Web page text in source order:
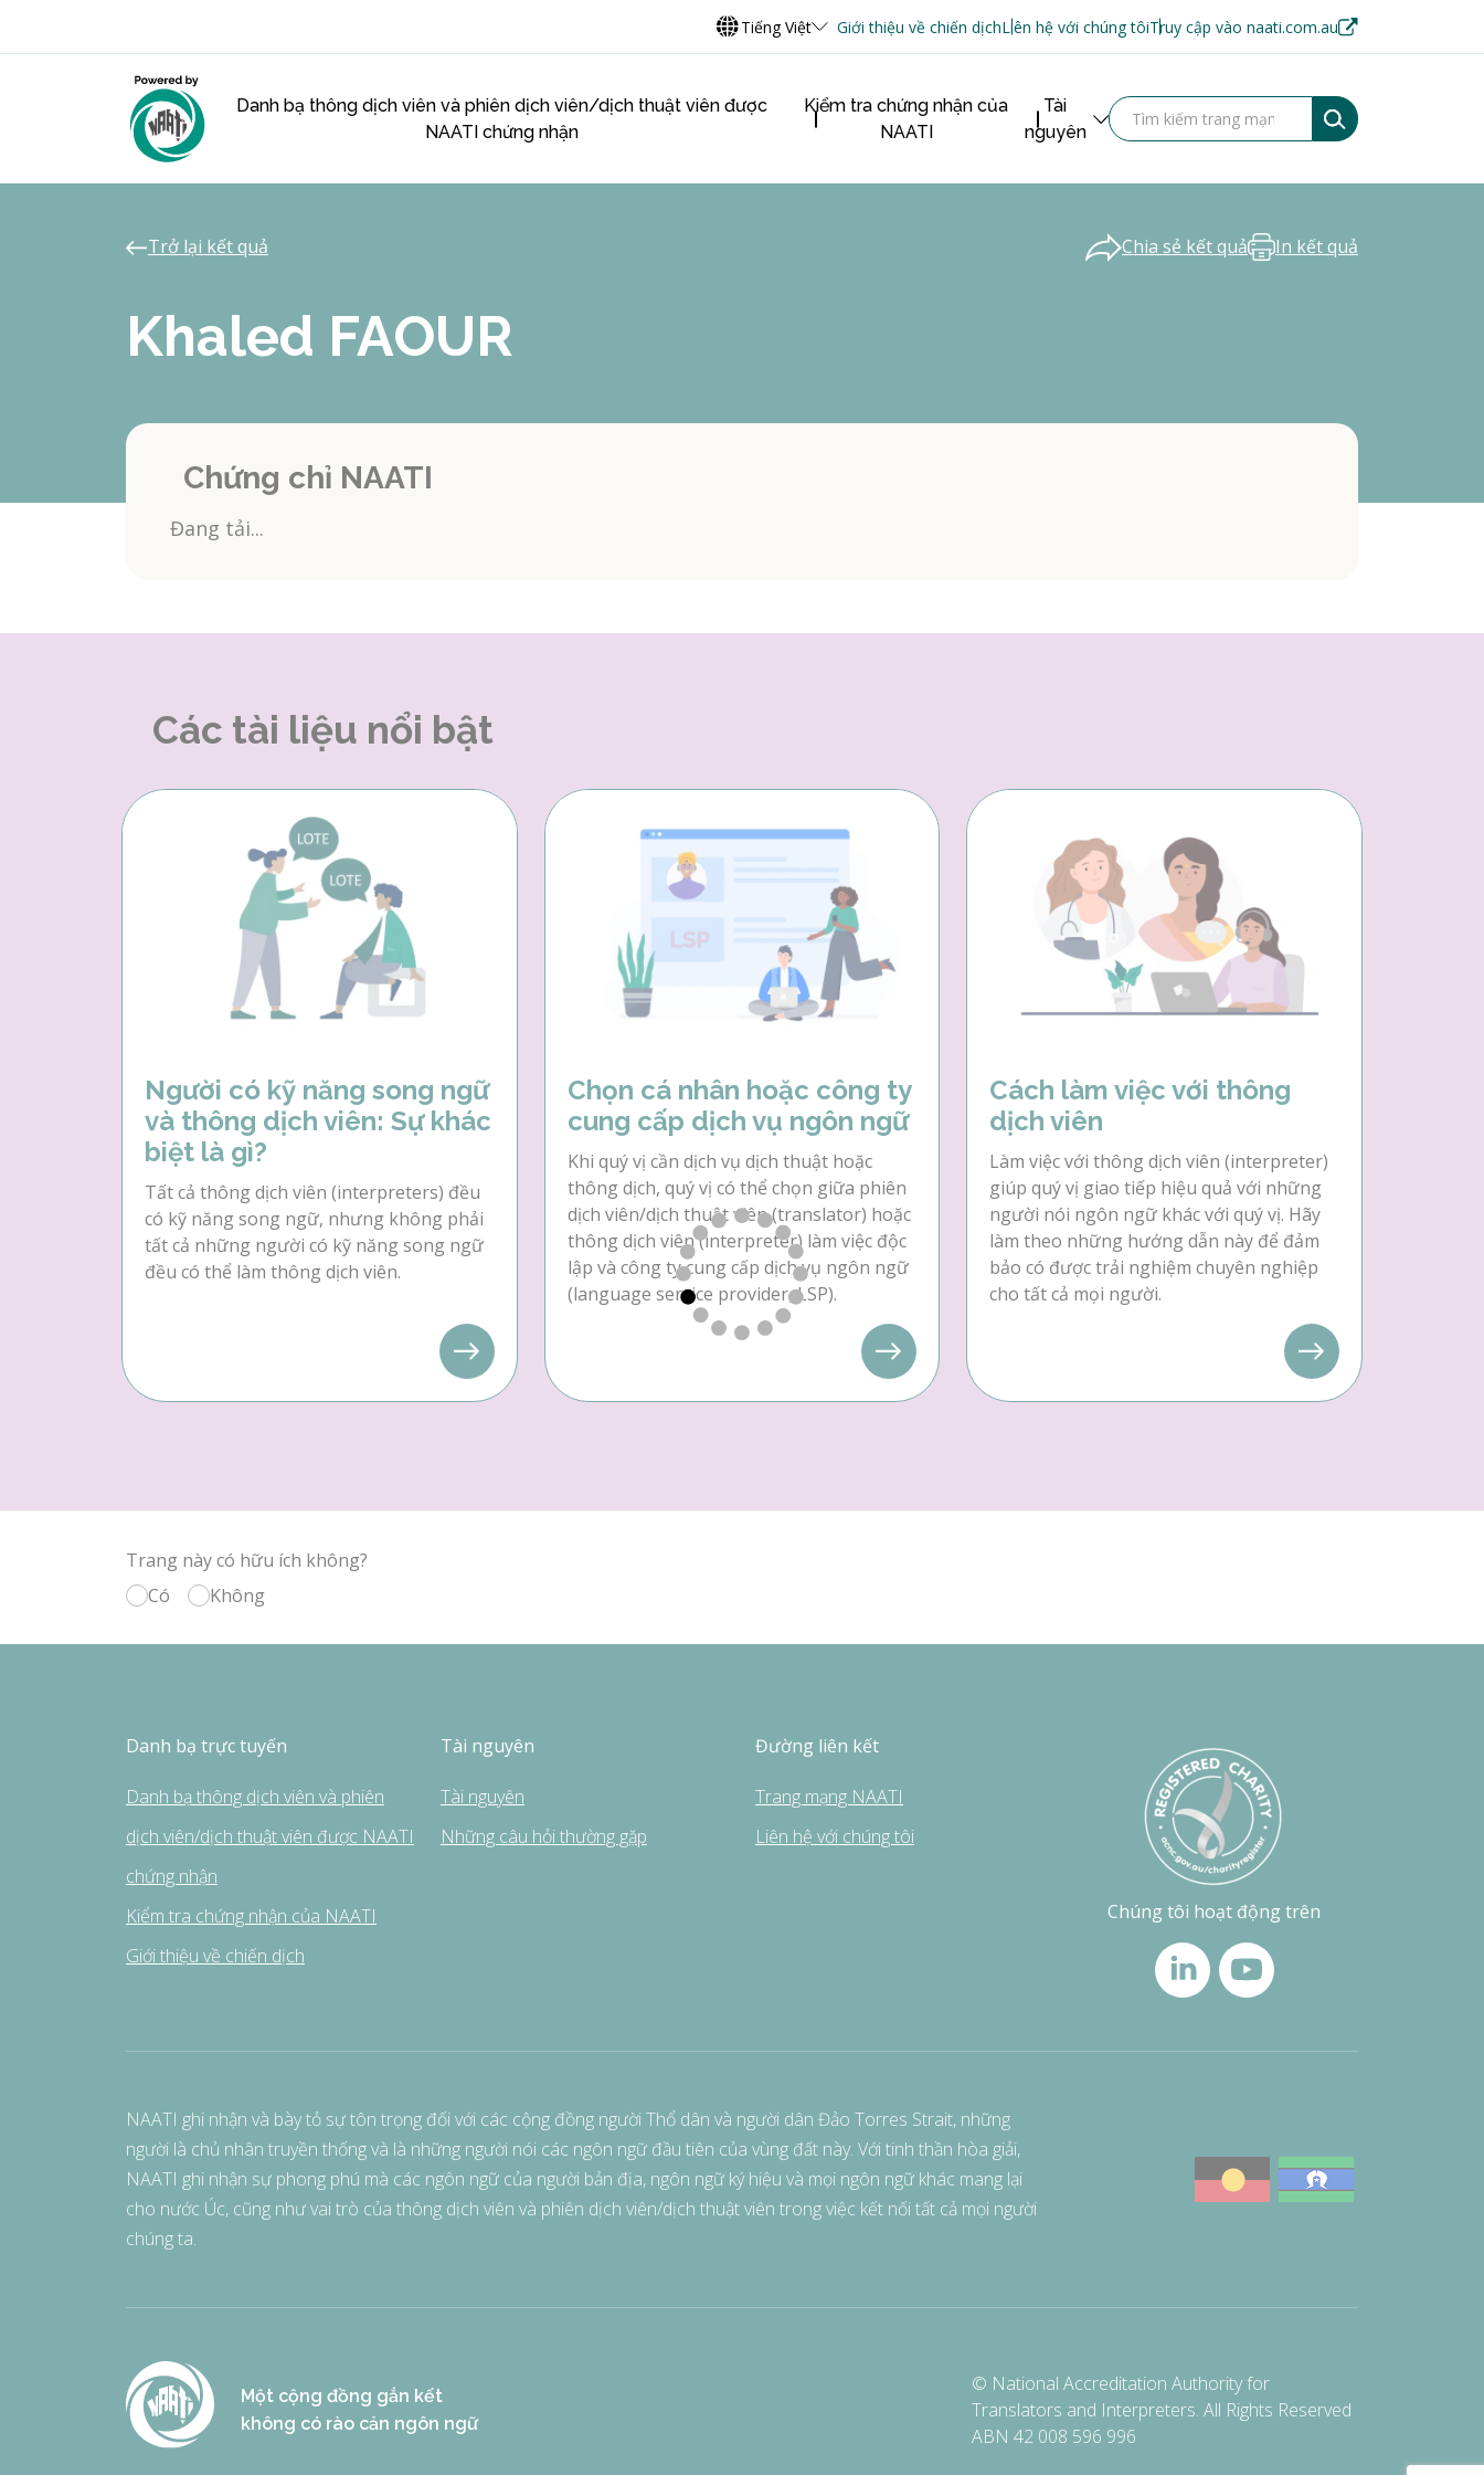
Tiếng Việt Giới thiệu về chiến dịchLiên hệ với chúng tôiTruy cập vào naati.com.au
Danh bạ thông dịch viên và phiên dịch viên/dịch thuật viên được
NAATI chứng nhận
Kiểm tra chứng nhận của
NAATI
Tài
nguyên
Trở lại kết quả Chia sẻ kết quả In kết quả
Khaled FAOUR
Chứng chỉ NAATI
Đang tải...
Các tài liệu nổi bật
Người có kỹ năng song ngữ
và thông dịch viên: Sự khác
biệt là gì?
Tất cả thông dịch viên (interpreters) đều
có kỹ năng song ngữ, nhưng không phải
tất cả những người có kỹ năng song ngữ
đều có thể làm thông dịch viên.
Chọn cá nhân hoặc công ty
cung cấp dịch vụ ngôn ngữ
Khi quý vị cần dịch vụ dịch thuật hoặc
thông dịch, quý vị có thể chọn giữa phiên
dịch viên/dịch thuật viên (translator) hoặc
thông dịch viên (interpreter) làm việc độc
lập và công ty cung cấp dịch vụ ngôn ngữ
(language service provider, LSP).
Cách làm việc với thông
dịch viên
Làm việc với thông dịch viên (interpreter)
giúp quý vị giao tiếp hiệu quả với những
người nói ngôn ngữ khác với quý vị. Hãy
làm theo những hướng dẫn này để đảm
bảo có được trải nghiệm chuyên nghiệp
cho tất cả mọi người.
Trang này có hữu ích không?
Có
Không
Danh bạ trực tuyến
Danh bạ thông dịch viên và phiên
dịch viên/dịch thuật viên được NAATI
chứng nhận
Kiểm tra chứng nhận của NAATI
Giới thiệu về chiến dịch
Tài nguyên
Tài nguyên
Những câu hỏi thường gặp
Đường liên kết
Trang mạng NAATI
Liên hệ với chúng tôi
Chúng tôi hoạt động trên
NAATI ghi nhận và bày tỏ sự tôn trọng đối với các cộng đồng người Thổ dân và người dân Đảo Torres Strait, những
người là chủ nhân truyền thống và là những người nói các ngôn ngữ đầu tiên của vùng đất này. Với tinh thần hòa giải,
NAATI ghi nhận sự phong phú mà các ngôn ngữ của người bản địa, ngôn ngữ ký hiệu và mọi ngôn ngữ khác mang lại
cho nước Úc, cũng như vai trò của thông dịch viên và phiên dịch viên/dịch thuật viên trong việc kết nối tất cả mọi người
chúng ta.
Một cộng đồng gắn kết
không có rào cản ngôn ngữ
© National Accreditation Authority for
Translators and Interpreters. All Rights Reserved
ABN 42 008 596 996